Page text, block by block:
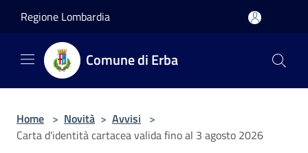
Regione Lombardia
Comune di Erba
Home > Novità > Avvisi >
Carta d'identità cartacea valida fino al 3 agosto 2026